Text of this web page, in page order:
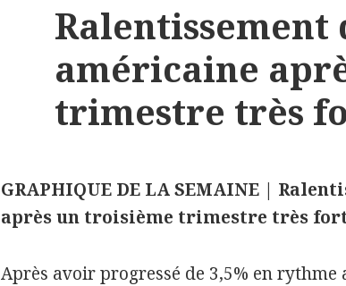
Ralentissement
américaine
trimestre très
GRAPHIQUE DE LA SEMAINE |
après un troisième trimestre très
Après avoir progressé de 3,5% en